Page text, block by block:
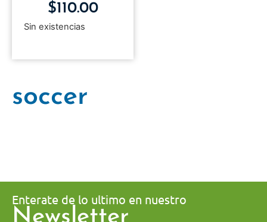
soccer
$110.00
Sin existencias
Enterate de lo ultimo en nuestro